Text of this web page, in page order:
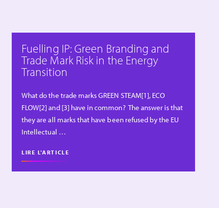
Fuelling IP: Green Branding and
Trade Mark Risk in the Energy
Transition
What do the trade marks GREEN STEAM[1], ECO
FLOW[2] and [3] have in common? The answer is that
they are all marks that have been refused by the EU
Intellectual …
LIRE L'ARTICLE